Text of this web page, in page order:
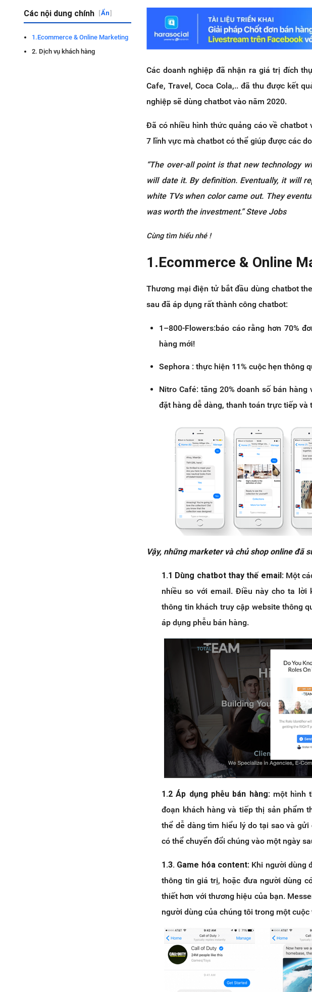
Các nội dung chính [Ẩn]
1.Ecommerce & Online Marketing
2. Dịch vụ khách hàng
Các doanh nghiệp đã nhận ra giá trị đích
Cafe, Travel, Coca Cola,.. đã thu được kết
nghiệp sẽ dùng chatbot vào năm 2020.
Đã có nhiều hình thức quảng cáo về
7 lĩnh vực mà chatbot có thể giúp được các
“The over-all point is that new technology
will date it. By definition. Eventually, it will
white TVs when color came out. They
was worth the investment.” Steve Jobs
Cùng tìm hiểu nhé !
1.Ecommerce & Online
Thương mại điện tử bắt đầu dùng chatbot
sau đã áp dụng rất thành công chatbot:
1–800-Flowers:báo cáo rằng hơn 70%
hàng mới!
Sephora : thực hiện 11% cuộc hẹn thông
Nitro Café: tăng 20% ​​doanh số bán
đặt hàng dễ dàng, thanh toán trực tiếp
Vậy, những marketer và chủ shop online đã
1.1 Dùng chatbot thay thế email: Một
nhiều so với email. Điều này cho ta lời
thông tin khách truy cập website thông
áp dụng phễu bán hàng.
1.2 Áp dụng phễu bán hàng: một hình
đoạn khách hàng và tiếp thị sản phẩm
thể dễ dàng tìm hiểu lý do tại sao và
có thể chuyển đổi chúng vào một ngày
1.3. Game hóa content: Khi người dùng
thông tin giá trị, hoặc đưa người dùng
thiết hơn với thương hiệu của bạn.
người dùng của chúng tôi trong một